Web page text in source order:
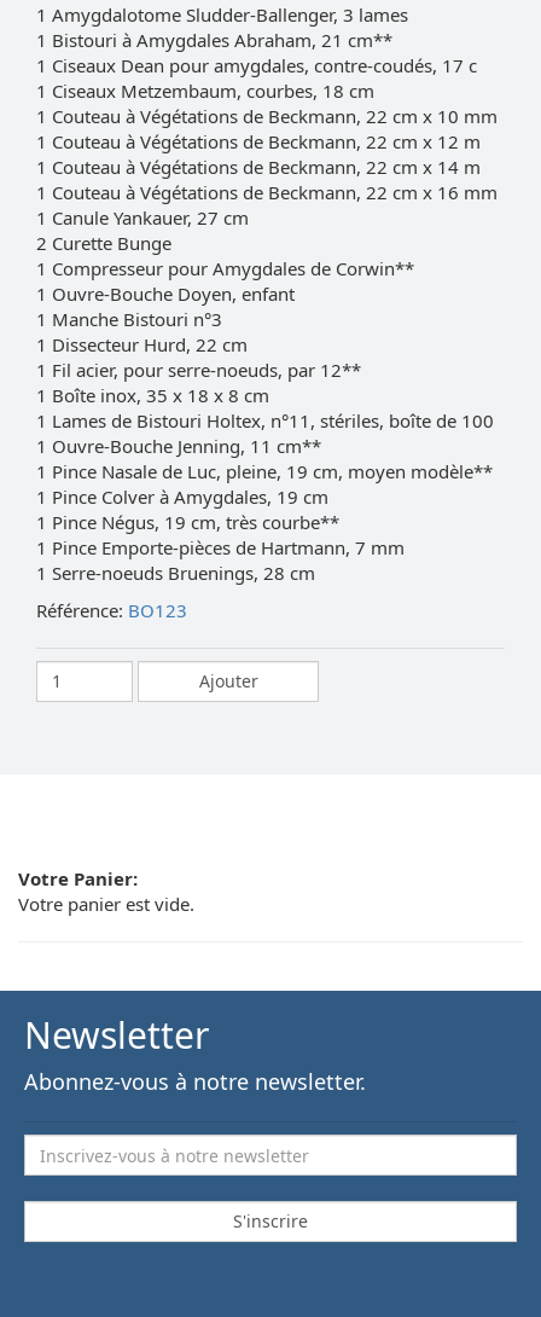
1 Amygdalotome Sludder-Ballenger, 3 lames
1 Bistouri à Amygdales Abraham, 21 cm**
1 Ciseaux Dean pour amygdales, contre-coudés, 17 c
1 Ciseaux Metzembaum, courbes, 18 cm
1 Couteau à Végétations de Beckmann, 22 cm x 10 mm
1 Couteau à Végétations de Beckmann, 22 cm x 12 m
1 Couteau à Végétations de Beckmann, 22 cm x 14 m
1 Couteau à Végétations de Beckmann, 22 cm x 16 mm
1 Canule Yankauer, 27 cm
2 Curette Bunge
1 Compresseur pour Amygdales de Corwin**
1 Ouvre-Bouche Doyen, enfant
1 Manche Bistouri n°3
1 Dissecteur Hurd, 22 cm
1 Fil acier, pour serre-noeuds, par 12**
1 Boîte inox, 35 x 18 x 8 cm
1 Lames de Bistouri Holtex, n°11, stériles, boîte de 100
1 Ouvre-Bouche Jenning, 11 cm**
1 Pince Nasale de Luc, pleine, 19 cm, moyen modèle**
1 Pince Colver à Amygdales, 19 cm
1 Pince Négus, 19 cm, très courbe**
1 Pince Emporte-pièces de Hartmann, 7 mm
1 Serre-noeuds Bruenings, 28 cm
Référence: BO123
Votre Panier:
Votre panier est vide.
Newsletter
Abonnez-vous à notre newsletter.